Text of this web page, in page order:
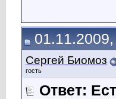
01.11.2009,
Сергей Биомоз
гость
Ответ: